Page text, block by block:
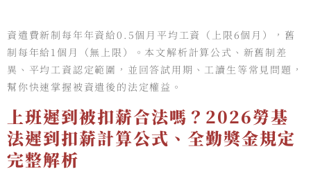
資遣費新制每年年資給0.5個月平均工資（上限6個月），舊
制每年給1個月（無上限）。本文解析計算公式、新舊制差
異、平均工資認定範圍，並回答試用期、工讀生等常見問題，
幫你快速掌握被資遣後的法定權益。
上班遲到被扣薪合法嗎？2026勞基
法遲到扣薪計算公式、全勤獎金規定
完整解析